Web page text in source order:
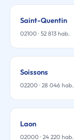
Saint-Quentin
02100 · 52 813 hab.
Soissons
02200 · 28 046 hab.
Laon
02000 · 24 220 hab.